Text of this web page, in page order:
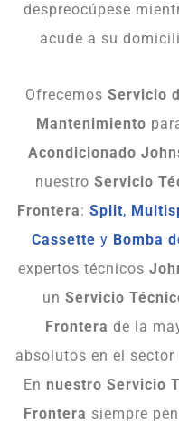
despreocúpese
acude a su
Ofrecemos Servicio
Mantenimiento
Acondicionado
nuestro Servicio
Frontera: Split,
Cassette y Bomba
expertos técnicos
un Servicio
Frontera de la
absolutos en el
En nuestro Servicio
Frontera siempre